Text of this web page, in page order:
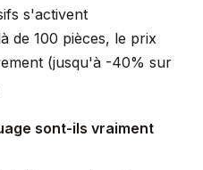
s'activent
de 100 pièces, le prix
(jusqu'à -40% sur
sont-ils vraiment